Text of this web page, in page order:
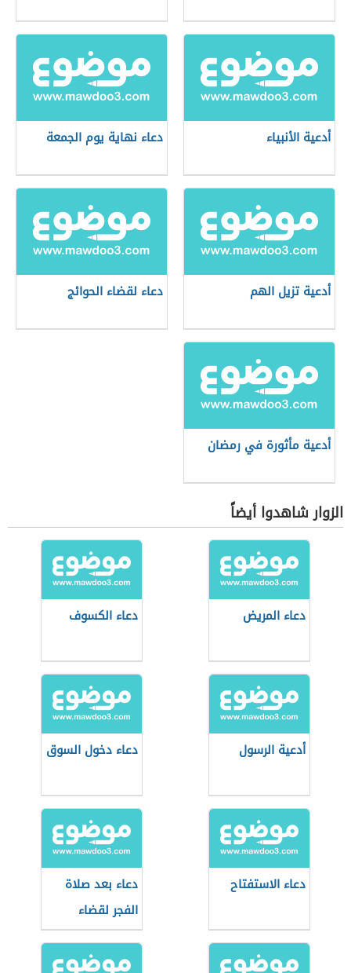
أدعية الأنبياء دعاء نهاية يوم الجمعة
أدعية تزيل الهم دعاء لقضاء الحوائج
أدعية مأثورة في رمضان
الزوار شاهدوا أيضاً
دعاء المريض دعاء الكسوف
أدعية الرسول دعاء دخول السوق
دعاء الاستفتاح
دعاء بعد صلاة
الفجر لقضاء
الحوائج